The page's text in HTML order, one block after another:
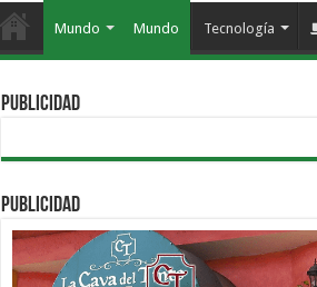
Mundo Mundo Tecnología
PUBLICIDAD
PUBLICIDAD